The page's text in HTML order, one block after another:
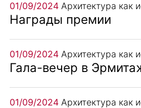
01/09/2024 Архитектура как
Награды премии
01/09/2024 Архитектура как
Гала-вечер в
01/09/2024 Архитектура как